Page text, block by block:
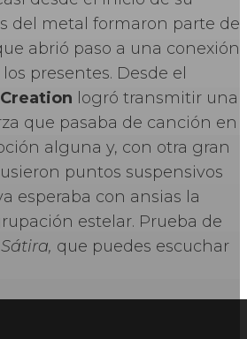
del metal formaron parte de
abrió paso a una conexión
presentes. Desde el
logró transmitir una
que pasaba de canción en
alguna y, con otra gran
puntos suspensivos
esperaba con ansias la
estelar. Prueba de
Sátira, que puedes escuchar